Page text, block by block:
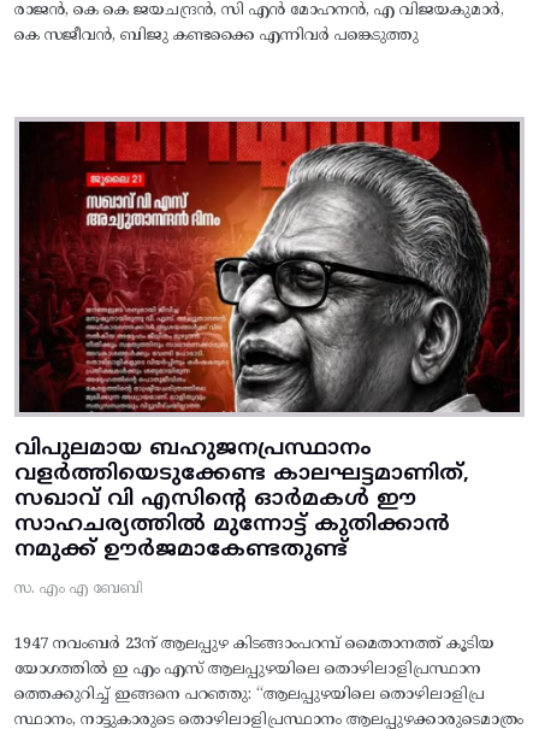
രാജൻ, കെ കെ ജയചന്ദ്രൻ, സി എൻ മോഹനൻ, എ വിജയകുമാർ,
കെ സജീവൻ, ബിജു കണ്ടക്കൈ എന്നിവർ പങ്കെടുത്തു
വിപുലമായ ബഹുജനപ്രസ്ഥാനം
വളർത്തിയെടുക്കേണ്ട കാലഘട്ടമാണിത്,
സഖാവ് വി എസിന്റെ ഓർമകൾ ഈ
സാഹചര്യത്തിൽ മുന്നോട്ട്‌ കുതിക്കാൻ
നമുക്ക് ഊർജമാകേണ്ടതുണ്ട്
സ. എം എ ബേബി
1947 നവംബർ 23ന് ആലപ്പുഴ കിടങ്ങാംപറമ്പ്‌ മൈതാനത്ത്‌ കൂടിയ
യോഗത്തിൽ ഇ എം എസ് ആലപ്പുഴയിലെ തൊഴിലാളിപ്രസ്ഥാന
ത്തെക്കുറിച്ച് ഇങ്ങനെ പറഞ്ഞു: “ആലപ്പുഴയിലെ തൊഴിലാളിപ്ര
സ്ഥാനം, നാട്ടുകാരുടെ തൊഴിലാളിപ്രസ്ഥാനം ആലപ്പുഴക്കാരുടെമാത്രം